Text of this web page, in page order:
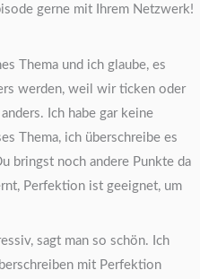
gerne mit Ihrem Netzwerk!
Thema und ich glaube, es
werden, weil wir ticken oder
Ich habe gar keine
Thema, ich überschreibe es
bringst noch andere Punkte da
Perfektion ist geeignet, um
sagt man so schön. Ich
mit Perfektion